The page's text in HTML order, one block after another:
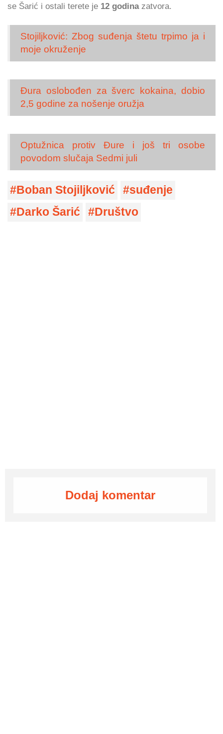
se Šarić i ostali terete je 12 godinazatvora.
Stojiljković: Zbog suđenja štetu trpimo ja i
moje okruženje
Đura oslobođen za šverc kokaina, dobio
2,5 godine za nošenje oružja
Optužnica protiv Đure i još tri osobe
povodom slučaja Sedmi juli
Boban Stojiljković
suđenje
Darko Šarić
Društvo
Dodaj komentar